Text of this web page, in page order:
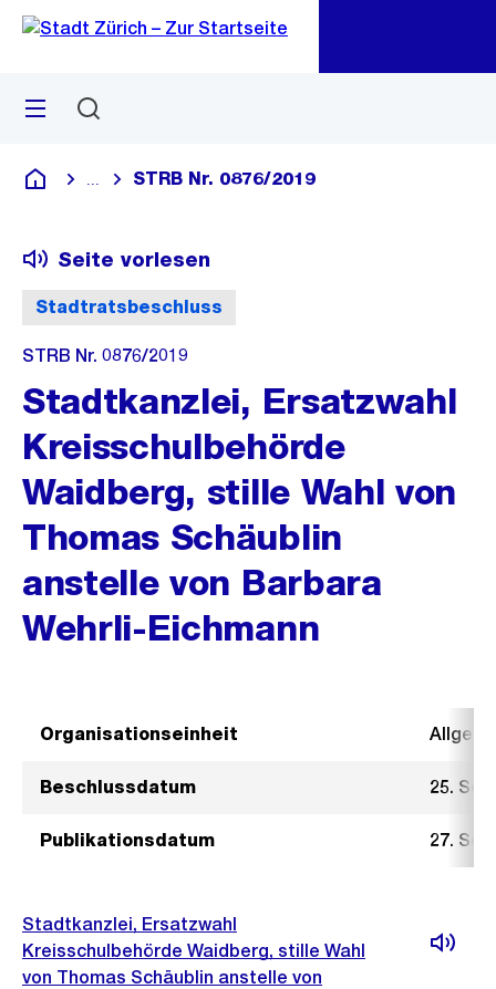
Navigation
Sprunglink
Menü
Deutsch
Blende alle Breadcrumbs ein
STRB Nr. 0876/2019
Stadtratsbeschluss
Seite vorlesen
STRB Nr. 0876/2019
Stadtkanzlei, Ersatzwahl
Kreisschulbehörde
Waidberg, stille Wahl von
Thomas Schäublin
anstelle von Barbara
Wehrli-Eichmann
Organisationseinheit
Beschlussdatum 25.
Publikationsdatum 27.
Stadtkanzlei, Ersatzwahl
Kreisschulbehörde Waidberg, stille Wahl
von Thomas Schäublin anstelle von